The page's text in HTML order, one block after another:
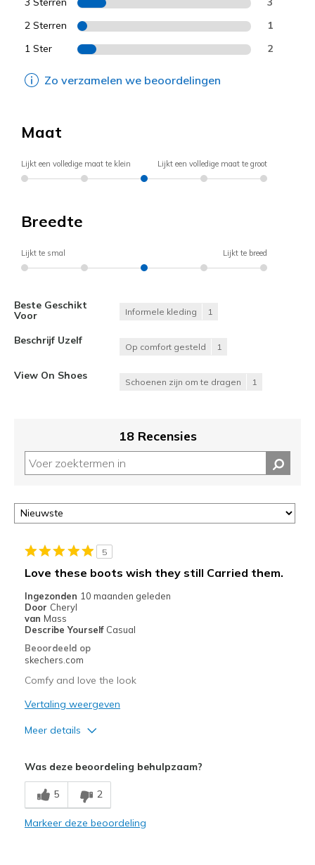
2 Sterren 1
1 Ster 2
Zo verzamelen we beoordelingen
Maat
Lijkt een volledige maat te klein Lijkt een volledige maat te groot
Breedte
Lijkt te smal Lijkt te breed
Beste Geschikt
Voor
Informele kleding 1
Beschrijf Uzelf
Op comfort gesteld 1
View On Shoes
Schoenen zijn om te dragen 1
18 Recensies
5
Love these boots wish they still Carried them.
Ingezonden 10 maanden geleden
Door Cheryl
van Mass
Describe Yourself Casual
Beoordeeld op
skechers.com
Comfy and love the look
Vertaling weergeven
Meer details
Comfortable
Was deze beoordeling behulpzaam?
5 2
Markeer deze beoordeling